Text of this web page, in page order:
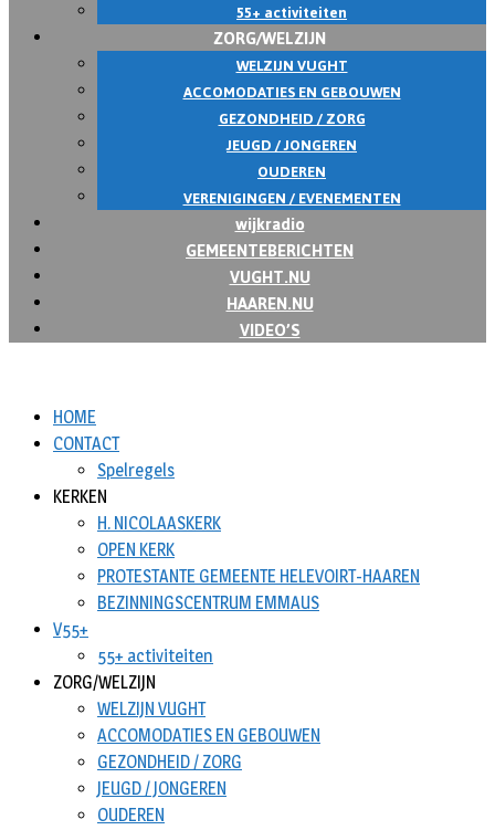
55+ activiteiten
ZORG/WELZIJN
WELZIJN VUGHT
ACCOMODATIES EN GEBOUWEN
GEZONDHEID / ZORG
JEUGD / JONGEREN
OUDEREN
VERENIGINGEN / EVENEMENTEN
wijkradio
GEMEENTEBERICHTEN
VUGHT.NU
HAAREN.NU
VIDEO’S
HOME
CONTACT
Spelregels
KERKEN
H. NICOLAASKERK
OPEN KERK
PROTESTANTE GEMEENTE HELEVOIRT-HAAREN
BEZINNINGSCENTRUM EMMAUS
V55+
55+ activiteiten
ZORG/WELZIJN
WELZIJN VUGHT
ACCOMODATIES EN GEBOUWEN
GEZONDHEID / ZORG
JEUGD / JONGEREN
OUDEREN